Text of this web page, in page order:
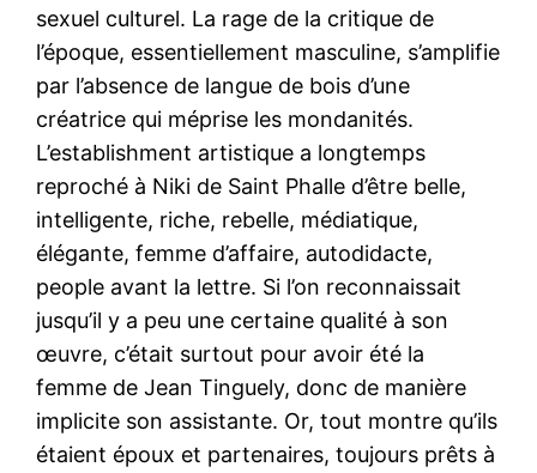
sexuel culturel. La rage de la critique de
l’époque, essentiellement masculine, s’amplifie
par l’absence de langue de bois d’une
créatrice qui méprise les mondanités.
L’establishment artistique a longtemps
reproché à Niki de Saint Phalle d’être belle,
intelligente, riche, rebelle, médiatique,
élégante, femme d’affaire, autodidacte,
people avant la lettre. Si l’on reconnaissait
jusqu’il y a peu une certaine qualité à son
œuvre, c’était surtout pour avoir été la
femme de Jean Tinguely, donc de manière
implicite son assistante. Or, tout montre qu’ils
étaient époux et partenaires, toujours prêts à